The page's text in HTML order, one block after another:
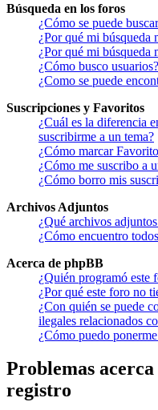
Búsqueda en los foros
¿Cómo se puede
¿Por qué mi búsqueda
¿Por qué mi búsqueda
¿Cómo busco usuarios?
¿Como se puede
Suscripciones y Favoritos
¿Cuál es la diferencia
suscribirme a un tema?
¿Cómo marcar
¿Cómo me suscribo a
¿Cómo borro mis
Archivos Adjuntos
¿Qué archivos
¿Cómo encuentro
Acerca de phpBB
¿Quién programó este
¿Por qué este foro no
¿Con quién se puede
ilegales relacionados
¿Cómo puedo
Problemas
registro